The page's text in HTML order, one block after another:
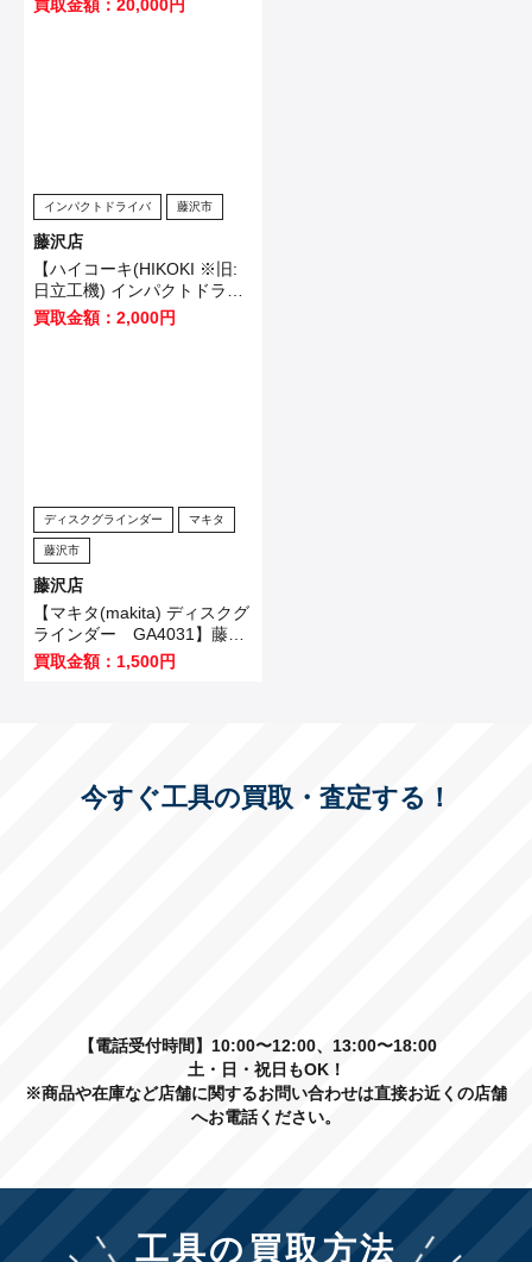
客様から買取させていただき
買取金額：20,000円
インパクトドライバ 藤沢市
藤沢店
【ハイコーキ(HIKOKI ※旧:
日立工機) インパクトドライ
バ WH12VE】横浜市のお客
様から買取させていただきま
買取金額：2,000円
ディスクグラインダー マキタ
藤沢市
藤沢店
【マキタ(makita) ディスクグ
ラインダー GA4031】藤沢
市のお客様から買取させてい
ただきました！
買取金額：1,500円
今すぐ工具の買取・査定する！
【電話受付時間】10:00〜12:00、13:00〜18:00
土・日・祝日もOK！
※商品や在庫など店舗に関するお問い合わせは直接お近くの店舗
へお電話ください。
工具の買取方法